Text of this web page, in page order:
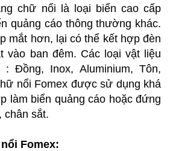
chữ nổi là loại biển cao cấp
quảng cáo thông thường khác.
mắt hơn, lại có thể kết hợp đèn
vào ban đêm. Các loại vật liệu
Đồng, Inox, Aluminium, Tôn,
nổi Fomex được sử dụng khá
làm biển quảng cáo hoặc đứng
chân sắt.
Fomex: